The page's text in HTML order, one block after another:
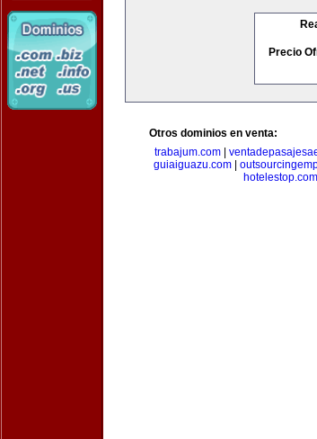
Precio
Otros dominios en venta:
trabajum.com|
guiaiguazu.com|
hotelestop.com